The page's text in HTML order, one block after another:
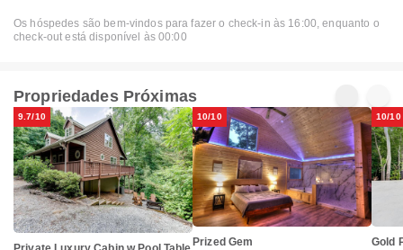
Os hóspedes são bem-vindos para fazer o check-in às 16:00, enquanto o
check-out está disponível às 00:00
Propriedades Próximas
9.7/10 10/10
Prized Gem
10/10
Gold